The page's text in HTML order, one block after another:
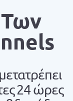
24 ώρες